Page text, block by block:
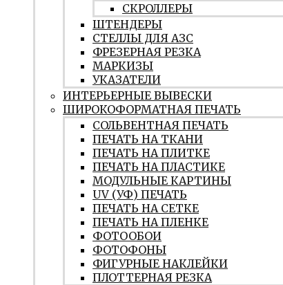
СКРОЛЛЕРЫ
ШТЕНДЕРЫ
СТЕЛЛЫ ДЛЯ АЗС
ФРЕЗЕРНАЯ РЕЗКА
МАРКИЗЫ
УКАЗАТЕЛИ
ИНТЕРЬЕРНЫЕ ВЫВЕСКИ
ШИРОКОФОРМАТНАЯ ПЕЧАТЬ
СОЛЬВЕНТНАЯ ПЕЧАТЬ
ПЕЧАТЬ НА ТКАНИ
ПЕЧАТЬ НА ПЛИТКЕ
ПЕЧАТЬ НА ПЛАСТИКЕ
МОДУЛЬНЫЕ КАРТИНЫ
UV (УФ) ПЕЧАТЬ
ПЕЧАТЬ НА СЕТКЕ
ПЕЧАТЬ НА ПЛЕНКЕ
ФОТООБОИ
ФОТОФОНЫ
ФИГУРНЫЕ НАКЛЕЙКИ
ПЛОТТЕРНАЯ РЕЗКА